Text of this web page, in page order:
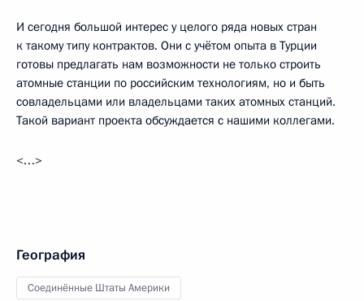
И сегодня большой интерес у целого ряда новых стран
к такому типу контрактов. Они с учётом опыта в Турции
готовы предлагать нам возможности не только строить
атомные станции по российским технологиям, но и быть
совладельцами или владельцами таких атомных станций.
Такой вариант проекта обсуждается с нашими коллегами.
<…>
География
Соединённые Штаты Америки